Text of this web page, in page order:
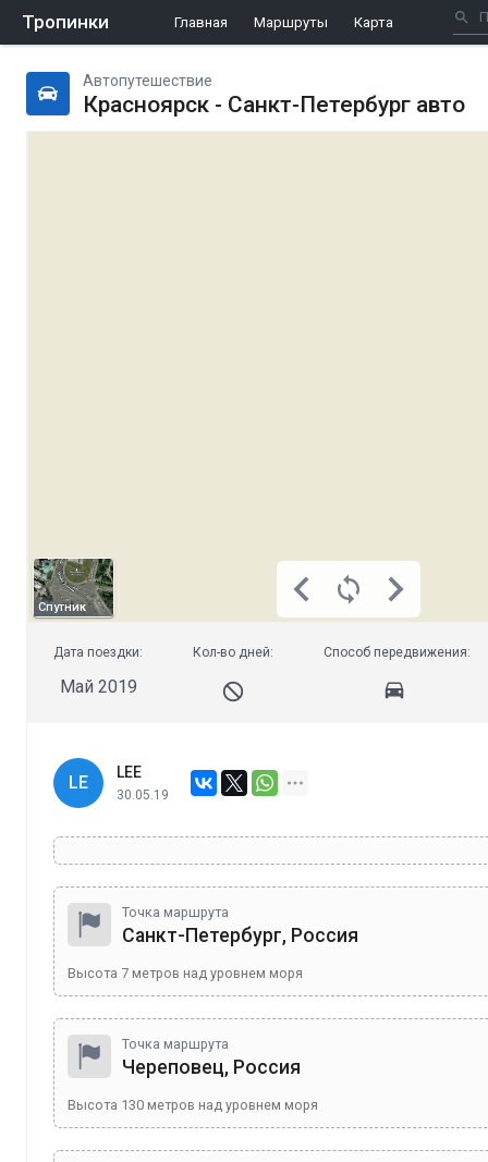
Тропинки Главная Маршруты Карта
Автопутешествие
Красноярск - Санкт-Петербург авто
Спутник
Дата поездки:
Май 2019
Кол-во дней: Способ передвижения:
LE
LEE
30.05.19
Точка маршрута
Санкт-Петербург, Россия
Высота 7 метров над уровнем моря
Точка маршрута
Череповец, Россия
Высота 130 метров над уровнем моря